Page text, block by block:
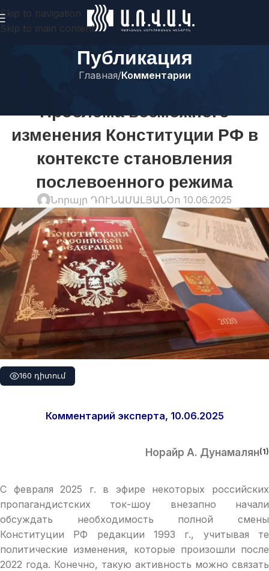
Skip to navigation
Skip to main content
Публикация
Главная/Комментарии
Проблема возможного
изменения Конституции РФ в
контексте становления
послевоенного режима
Նորայր ԴՈՒՆԱՄԱԼՅԱՆOn 10.06.2025
160 դիտում
Комментарий эксперта, 10.06.2025
Норайр А. Дунамалян(1)
С февраля 2025 г. в эфире некоторых российских
пропагандистских ток-шоу внезапно начали
обсуждать необходимость полной смены
Конституции РФ редакции 1993 г., учитывая те
политические изменения, которые произошли после
2022 года. Конечно, такую активность можно связать